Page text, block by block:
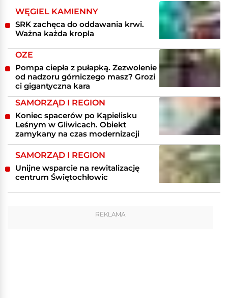
WĘGIEL KAMIENNY
SRK zachęca do oddawania krwi.
Ważna każda kropla
OZE
Pompa ciepła z pułapką. Zezwolenie
od nadzoru górniczego masz? Grozi
ci gigantyczna kara
SAMORZĄD I REGION
Koniec spacerów po Kąpielisku
Leśnym w Gliwicach. Obiekt
zamykany na czas modernizacji
SAMORZĄD I REGION
Unijne wsparcie na rewitalizację
centrum Świętochłowic
REKLAMA